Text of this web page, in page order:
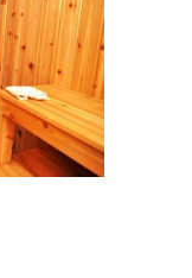
Банная печь